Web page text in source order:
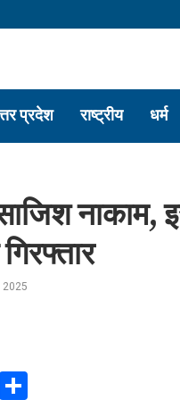
प्रदेश राष्ट्रीय धर्म
नाकाम,
2025
Messenger